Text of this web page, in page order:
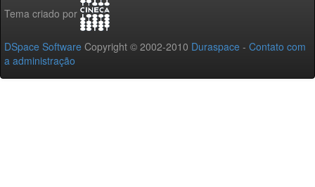
Tema criado por
DSpace Software Copyright © 2002-2010 Duraspace - Contato com
a administração